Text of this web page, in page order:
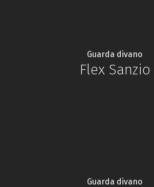
Guarda divano
Flex Sanzio
Guarda divano